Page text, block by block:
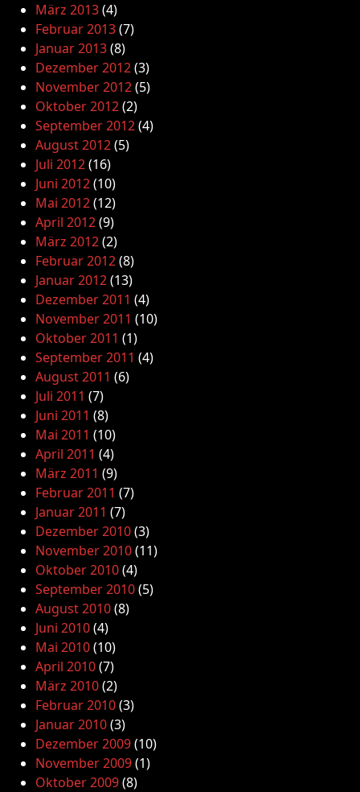
März 2013(4)
Februar 2013(7)
Januar 2013(8)
Dezember 2012(3)
November 2012(5)
Oktober 2012(2)
September 2012(4)
August 2012(5)
Juli 2012(16)
Juni 2012(10)
Mai 2012(12)
April 2012(9)
März 2012(2)
Februar 2012(8)
Januar 2012(13)
Dezember 2011 (4)
November 2011 (10)
Oktober 2011 (1)
September 2011 (4)
August 2011 (6)
Juli 2011 (7)
Juni 2011 (8)
Mai 2011 (10)
April 2011 (4)
März 2011 (9)
Februar 2011 (7)
Januar 2011 (7)
Dezember 2010(3)
November 2010(11)
Oktober 2010(4)
September 2010(5)
August 2010(8)
Juni 2010(4)
Mai 2010(10)
April 2010(7)
März 2010(2)
Februar 2010(3)
Januar 2010(3)
Dezember 2009(10)
November 2009(1)
Oktober 2009(8)